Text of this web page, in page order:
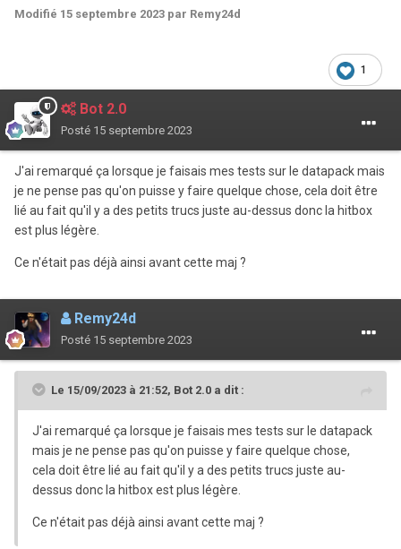
Modifié 15 septembre 2023 par Remy24d
1
Bot 2.0
Posté 15 septembre 2023
J'ai remarqué ça lorsque je faisais mes tests sur le datapack mais
je ne pense pas qu'on puisse y faire quelque chose, cela doit être
lié au fait qu'il y a des petits trucs juste au-dessus donc la hitbox
est plus légère.
Ce n'était pas déjà ainsi avant cette maj ?
Remy24d
Posté 15 septembre 2023
Le 15/09/2023 à 21:52, Bot 2.0 a dit :
J'ai remarqué ça lorsque je faisais mes tests sur le datapack
mais je ne pense pas qu'on puisse y faire quelque chose,
cela doit être lié au fait qu'il y a des petits trucs juste au-
dessus donc la hitbox est plus légère.
Ce n'était pas déjà ainsi avant cette maj ?